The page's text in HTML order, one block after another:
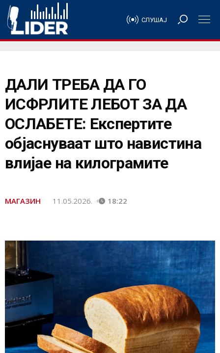
СЛУШАЈ
ДАЛИ ТРЕБА ДА ГО
ИСФРЛИТЕ ЛЕБОТ ЗА ДА
ОСЛАБЕТЕ: Експертите
објаснуваат што навистина
влијае на килограмите
МАГАЗИН 11.05.2026. 18:22